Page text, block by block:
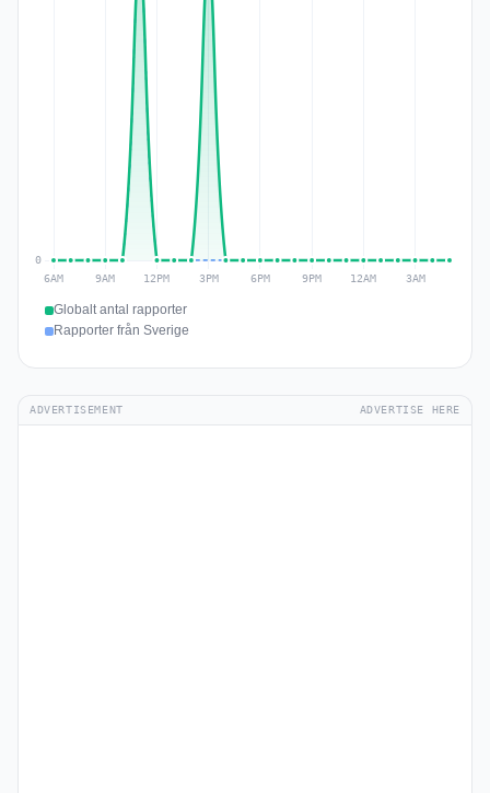
Globalt antal rapporter
Rapporter från Sverige
ADVERTISEMENT ADVERTISE HERE